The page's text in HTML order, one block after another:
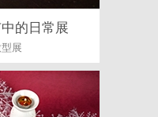
的日常展
展